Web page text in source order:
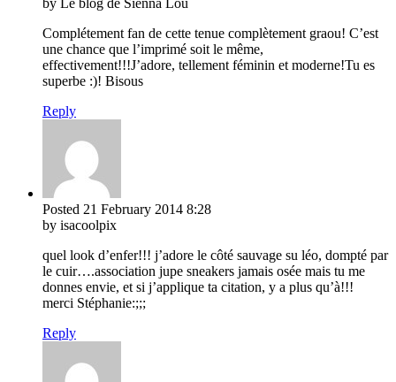
Complétement fan de cette tenue complètement graou! C’est
une chance que l’imprimé soit le même,
effectivement!!!J’adore, tellement féminin et moderne!Tu es
superbe :)! Bisous
Reply
Posted 21 February 2014 8:28
by isacoolpix
quel look d’enfer!!! j’adore le côté sauvage su léo, dompté par
le cuir….association jupe sneakers jamais osée mais tu me
donnes envie, et si j’applique ta citation, y a plus qu’à!!!
merci Stéphanie:;;;
Reply